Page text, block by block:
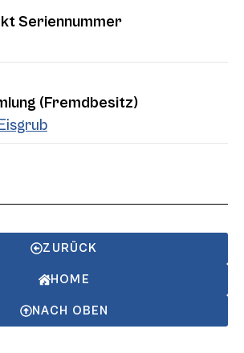
Seriennummer
(Fremdbesitz)
ZURÜCK
HOME
NACH OBEN